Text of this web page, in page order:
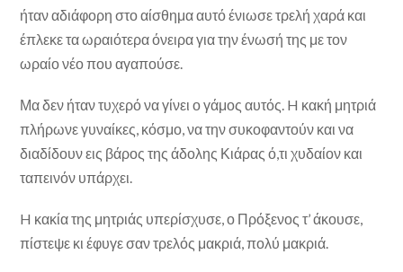
ήταν αδιάφορη στο αίσθημα αυτό έ­νιωσε τρελή χαρά και
έπλεκε τα ωραιότερα όνειρα για την ένωσή της με τον
ωραίο νέο που αγαπούσε.
Μα δεν ήταν τυχερό να γίνει ο γάμος αυτός. H κακή μητριά
πλήρωνε γυναίκες, κόσμο, να την συκοφαντούν και να
διαδίδουν εις βάρος της άδολης Κιάρας ό,τι χυδαίον και
ταπεινόν υπάρχει.
H κακία της μητριάς υπερίσχυσε, ο Πρόξενος τ’ άκουσε,
πίστεψε κι έφυγε σαν τρελός μα­κριά, πολύ μακριά.